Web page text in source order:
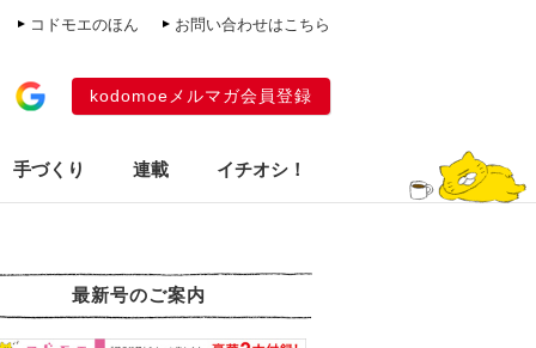
コドモエのほん お問い合わせはこちら
kodomoeメルマガ会員登録
手づくり 連載 イチオシ！
最新号のご案内